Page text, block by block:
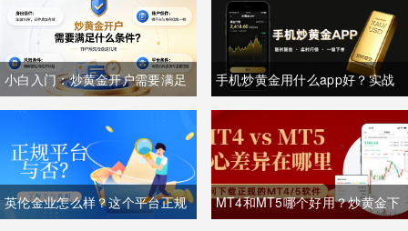
小白入门：炒黄金开户需要满足
什么条件？一文讲清所有要求
手机炒黄金用什么app好？实战
经验者都用什么app？
英伦金业怎么样？这个平台正规
MT4和MT5哪个好用？炒黄金下